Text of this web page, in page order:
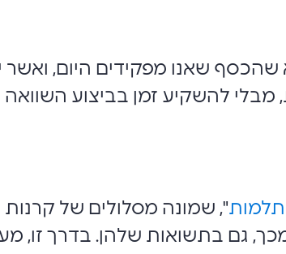
שאנו מפקידים היום,
מבלי להשקיע זמן בביצוע
", שמונה מסלולים של
גם בתשואות שלהן. בדרך זו,